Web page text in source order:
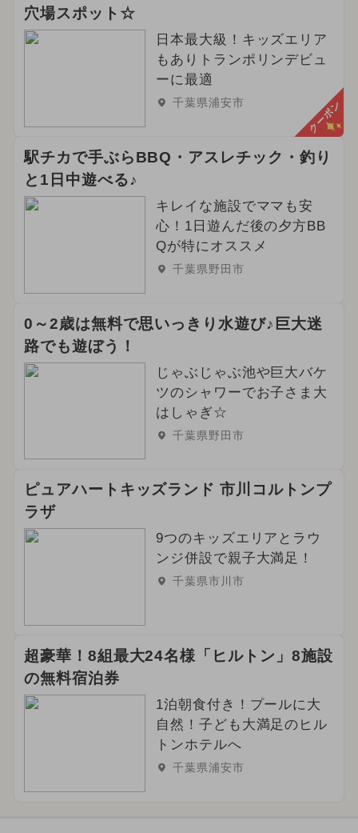
穴場スポット☆
日本最大級！キッズエリア
もありトランポリンデビュ
ーに最適
千葉県浦安市 クーポン
駅チカで手ぶらBBQ・アスレチック・釣り
と1日中遊べる♪
キレイな施設でママも安
心！1日遊んだ後の夕方BB
Qが特にオススメ
千葉県野田市
0～2歳は無料で思いっきり水遊び♪巨大迷
路でも遊ぼう！
じゃぶじゃぶ池や巨大バケ
ツのシャワーでお子さま大
はしゃぎ☆
千葉県野田市
ピュアハートキッズランド 市川コルトンプ
ラザ
9つのキッズエリアとラウ
ンジ併設で親子大満足！
千葉県市川市
超豪華！8組最大24名様「ヒルトン」8施設
の無料宿泊券
1泊朝食付き！プールに大
自然！子ども大満足のヒル
トンホテルへ
千葉県浦安市